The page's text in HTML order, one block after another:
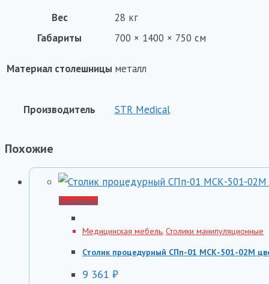
Вес
28 кг
Габариты
700 × 1400 × 750 см
Материал столешницы металл
Производитель STR Medical
Похожие
В корзину
Медицинская мебель, Столики манипуляционные
Столик процедурный СПп-01 МСК-501-02М
9 361 ₽